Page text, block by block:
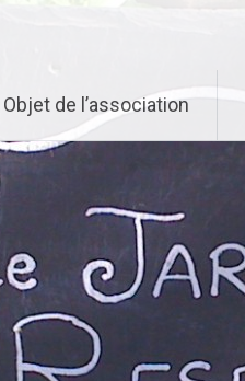
Objet de l’association